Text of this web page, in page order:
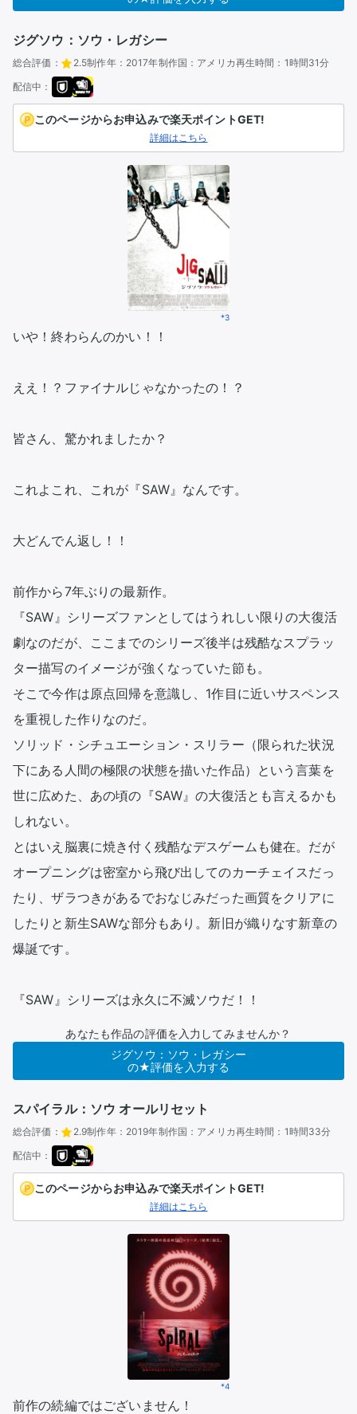
ジグソウ：ソウ・レガシー
総合評価： 2.5制作年： 2017年制作国： アメリカ再生時間： 1時間31分
配信中：
このページからお申込みで楽天ポイントGET!
詳細はこちら
*3
いや！終わらんのかい！！
ええ！？ファイナルじゃなかったの！？
皆さん、驚かれましたか？
これよこれ、これが『SAW』なんです。
大どんでん返し！！
前作から7年ぶりの最新作。
『SAW』シリーズファンとしてはうれしい限りの大復活
劇なのだが、ここまでのシリーズ後半は残酷なスプラッ
ター描写のイメージが強くなっていた節も。
そこで今作は原点回帰を意識し、1作目に近いサスペンス
を重視した作りなのだ。
ソリッド・シチュエーション・スリラー（限られた状況
下にある人間の極限の状態を描いた作品）という言葉を
世に広めた、あの頃の『SAW』の大復活とも言えるかも
しれない。
とはいえ脳裏に焼き付く残酷なデスゲームも健在。だが
オープニングは密室から飛び出してのカーチェイスだっ
たり、ザラつきがあるでおなじみだった画質をクリアに
したりと新生SAWな部分もあり。新旧が織りなす新章の
爆誕です。
『SAW』シリーズは永久に不滅ソウだ！！
あなたも作品の評価を入力してみませんか？
ジグソウ：ソウ・レガシー
の★評価を入力する
スパイラル：ソウ オールリセット
総合評価： 2.9制作年： 2019年制作国： アメリカ再生時間： 1時間33分
配信中：
このページからお申込みで楽天ポイントGET!
詳細はこちら
*4
前作の続編ではございません！